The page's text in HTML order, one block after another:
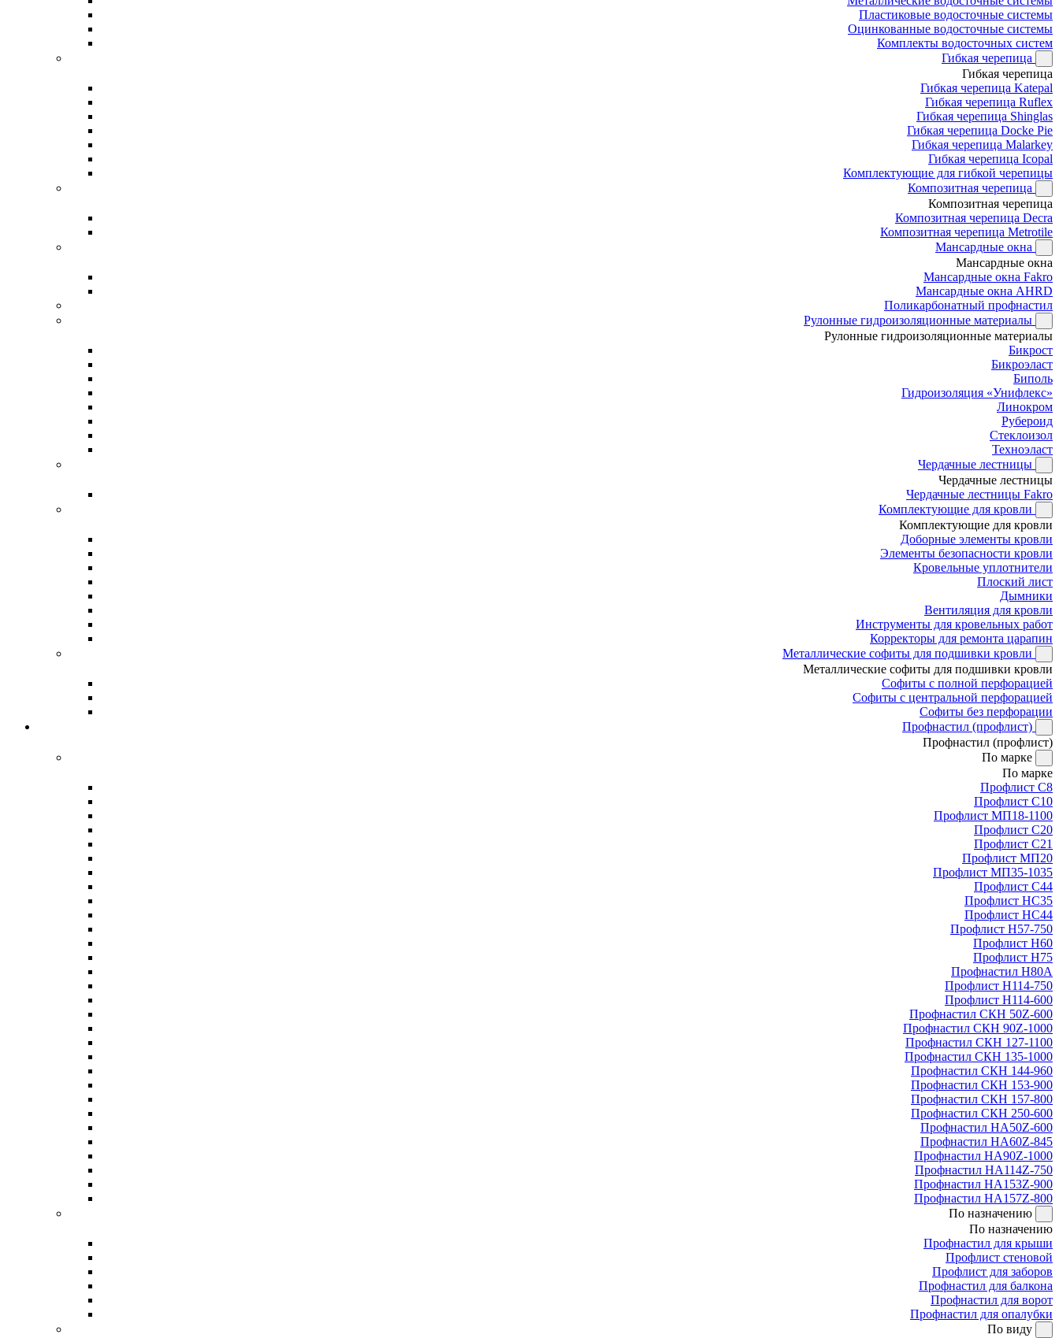
Пластиковые водосточные системы
Оцинкованные водосточные системы
Комплекты водосточных систем
Гибкая черепица
Гибкая черепица
Гибкая черепица Katepal
Гибкая черепица Ruflex
Гибкая черепица Shinglas
Гибкая черепица Docke Pie
Гибкая черепица Malarkey
Гибкая черепица Icopal
Комплектующие для гибкой черепицы
Композитная черепица
Композитная черепица
Композитная черепица Decra
Композитная черепица Metrotile
Мансардные окна
Мансардные окна
Мансардные окна Fakro
Мансардные окна AHRD
Поликарбонатный профнастил
Рулонные гидроизоляционные материалы
Рулонные гидроизоляционные материалы
Бикрост
Бикроэласт
Биполь
Гидроизоляция «Унифлекс»
Линокром
Рубероид
Стеклоизол
Техноэласт
Чердачные лестницы
Чердачные лестницы
Чердачные лестницы Fakro
Комплектующие для кровли
Комплектующие для кровли
Доборные элементы кровли
Элементы безопасности кровли
Кровельные уплотнители
Плоский лист
Дымники
Вентиляция для кровли
Инструменты для кровельных работ
Корректоры для ремонта царапин
Металлические софиты для подшивки кровли
Металлические софиты для подшивки кровли
Софиты с полной перфорацией
Софиты с центральной перфорацией
Софиты без перфорации
Профнастил (профлист)
Профнастил (профлист)
По марке
По марке
Профлист С8
Профлист С10
Профлист МП18-1100
Профлист С20
Профлист С21
Профлист МП20
Профлист МП35-1035
Профлист С44
Профлист НС35
Профлист НС44
Профлист Н57-750
Профлист Н60
Профлист Н75
Профнастил Н80А
Профлист Н114-750
Профлист Н114-600
Профнастил СКН 50Z-600
Профнастил СКН 90Z-1000
Профнастил СКН 127-1100
Профнастил СКН 135-1000
Профнастил СКН 144-960
Профнастил СКН 153-900
Профнастил СКН 157-800
Профнастил СКН 250-600
Профнастил НА50Z-600
Профнастил НА60Z-845
Профнастил НА90Z-1000
Профнастил НА114Z-750
Профнастил НА153Z-900
Профнастил НА157Z-800
По назначению
По назначению
Профнастил для крыши
Профлист стеновой
Профлист для заборов
Профнастил для балкона
Профнастил для ворот
Профнастил для опалубки
По виду